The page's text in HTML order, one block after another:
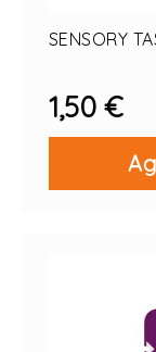
SENSORY
1,50 €